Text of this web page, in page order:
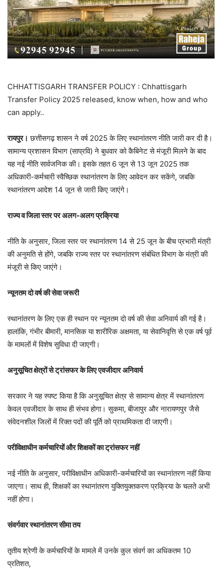
CHHATTISGARH TRANSFER POLICY : Chhattisgarh
Transfer Policy 2025 released, know when, how and who
can apply..
रायपुर। छत्तीसगढ़ शासन ने वर्ष 2025 के लिए स्थानांतरण नीति जारी कर दी है।
सामान्य प्रशासन विभाग (साप्रवि) ने बुधवार को कैबिनेट से मंजूरी मिलने के बाद
यह नई नीति सार्वजनिक की। इसके तहत 6 जून से 13 जून 2025 तक
अधिकारी-कर्मचारी स्वैच्छिक स्थानांतरण के लिए आवेदन कर सकेंगे, जबकि
स्थानांतरण आदेश 14 जून से जारी किए जाएंगे।
राज्य व जिला स्तर पर अलग-अलग प्रक्रिया
नीति के अनुसार, जिला स्तर पर स्थानांतरण 14 से 25 जून के बीच प्रभारी मंत्री
की अनुमति से होंगे, जबकि राज्य स्तर पर स्थानांतरण संबंधित विभाग के मंत्री की
मंजूरी से किए जाएंगे।
न्यूनतम दो वर्ष की सेवा जरूरी
स्थानांतरण के लिए एक ही स्थान पर न्यूनतम दो वर्ष की सेवा अनिवार्य की गई है।
हालांकि, गंभीर बीमारी, मानसिक या शारीरिक अक्षमता, या सेवानिवृत्ति से एक वर्ष पूर्व
के मामलों में विशेष सुविधा दी जाएगी।
अनुसूचित क्षेत्रों से ट्रांसफर के लिए एवजीदार अनिवार्य
सरकार ने यह स्पष्ट किया है कि अनुसूचित क्षेत्र से सामान्य क्षेत्र में स्थानांतरण
केवल एवजीदार के साथ ही संभव होगा। सुकमा, बीजापुर और नारायणपुर जैसे
संवेदनशील जिलों में रिक्त पदों की पूर्ति को प्राथमिकता दी जाएगी।
परीविक्षाधीन कर्मचारियों और शिक्षकों का ट्रांसफर नहीं
नई नीति के अनुसार, परीविक्षाधीन अधिकारी-कर्मचारियों का स्थानांतरण नहीं किया
जाएगा। साथ ही, शिक्षकों का स्थानांतरण युक्तियुक्तकरण प्रक्रिया के चलते अभी
नहीं होगा।
संवर्गवार स्थानांतरण सीमा तय
तृतीय श्रेणी के कर्मचारियों के मामले में उनके कुल संवर्ग का अधिकतम 10
प्रतिशत,